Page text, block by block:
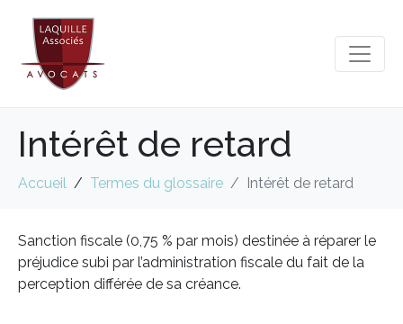
Intérêt de retard
Accueil Termes du glossaire Intérêt de retard
Sanction fiscale (0,75 % par mois) destinée à réparer le
préjudice subi par l’administration fiscale du fait de la
perception différée de sa créance.